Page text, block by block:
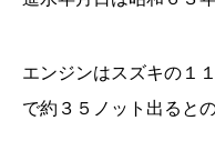
エンジンはスズキの１
で約３５ノット出るとの